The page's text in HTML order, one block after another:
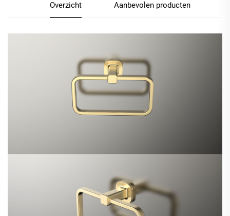
Overzicht Aanbevolen producten